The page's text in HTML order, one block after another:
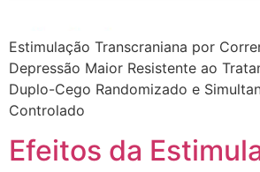
Estimulação Transcraniana por
Depressão Maior Resistente ao
Duplo-Cego Randomizado e
Controlado
Efeitos da